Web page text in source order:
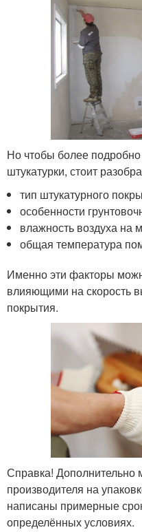
Но чтобы более
штукатурки, стоит
тип штукатурного
особенности
влажность воздуха на
общая температура
Именно эти факторы
влияющими на скорость
покрытия.
Справка! Дополнительно
производителя на
написаны примерные
определённых условиях.